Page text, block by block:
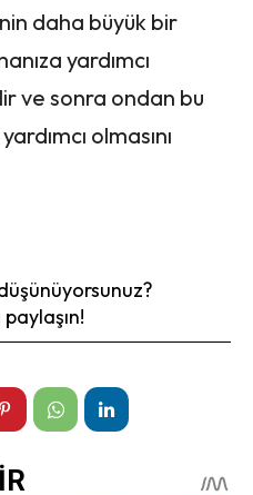
daha büyük bir
yardımcı
ve sonra ondan bu
olmasını